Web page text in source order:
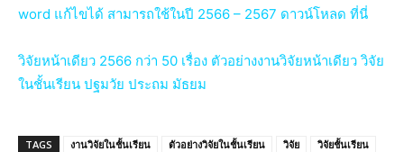
word แก้ไขได้ สามารถใช้ในปี 2566 – 2567 ดาวน์โหลด ที่นี่
วิจัยหน้าเดียว 2566 กว่า 50 เรื่อง ตัวอย่างงานวิจัยหน้าเดียว วิจัย
ในชั้นเรียน ปฐมวัย ประถม มัธยม
TAGS งานวิจัยในชั้นเรียน ตัวอย่างวิจัยในชั้นเรียน วิจัย
วิจัยชั้นเรียน